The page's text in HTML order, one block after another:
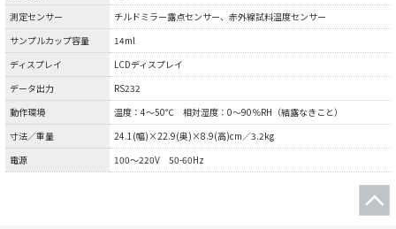
測定センサー
チルドミラー露点センサー、赤外線試料温度センサー
サンプルカップ容量
14ml
ディスプレイ
LCDディスプレイ
データ出力
RS232
動作環境
温度：4～50℃ 相対湿度：0～90％RH（結露なきこと）
寸法／重量
24.1(幅)×22.9(奥)×8.9(高)cm／3.2kg
電源
100～220V 50-60Hz